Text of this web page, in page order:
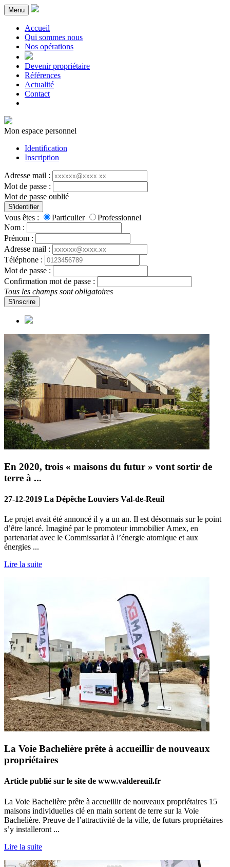
Menu
Accueil
Qui sommes nous
Nos opérations
Devenir propriétaire
Références
Actualité
Contact
Mon espace personnel
Identification
Inscription
Adresse mail :
Mot de passe :
Mot de passe oublié
S'identifier
Vous êtes : Particulier
Professionnel
Nom :
Prénom :
Adresse mail :
Téléphone :
Mot de passe :
Confirmation mot de passe :
Tous les champs sont obligatoires
S'inscrire
En 2020, trois « maisons du futur » vont sortir de
terre à ...
27-12-2019 La Dépêche Louviers Val-de-Reuil
Le projet avait été annoncé il y a un an. Il est désormais sur le point
d’être lancé. Imaginé par le promoteur immobilier Amex, en
partenariat avec le Commissariat à l’énergie atomique et aux
énergies ...
Lire la suite
La Voie Bachelière prête à accueillir de nouveaux
propriétaires
Article publié sur le site de www.valdereuil.fr
La Voie Bachelière prête à accueillir de nouveaux propriétaires 15
maisons individuelles clé en main sortent de terre sur la Voie
Bachelière. Preuve de l’attractivité de la ville, de futurs propriétaires
s’y installeront ...
Lire la suite